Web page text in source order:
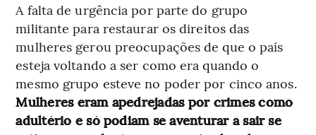
A falta de urgência por parte do grupo
militante para restaurar os direitos das
mulheres gerou preocupações de que o país
esteja voltando a ser como era quando o
mesmo grupo esteve no poder por cinco anos.
Mulheres eram apedrejadas por crimes como
adultério e só podiam se aventurar a sair se